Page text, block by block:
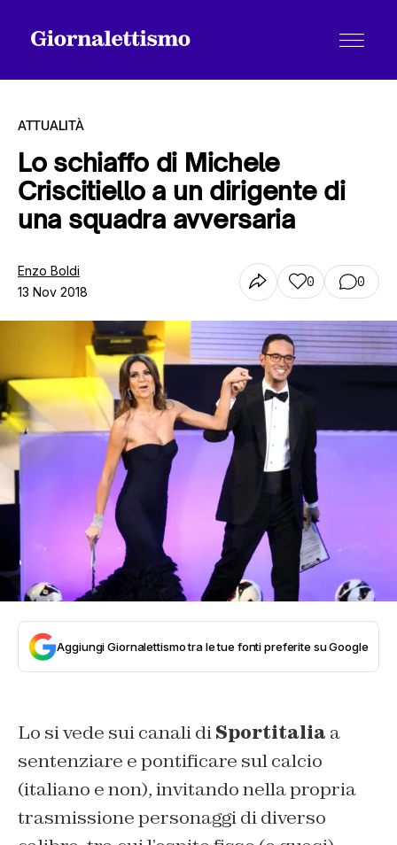
Tutti gli articoli
Chi siamo
ATTUALITÀ
Lo schiaffo di Michele
Criscitiello a un dirigente di
una squadra avversaria
Enzo Boldi
13 Nov 2018
0 0
Aggiungi Giornalettismo tra le tue fonti preferite su Google
Lo si vede sui canali diSportitalia a
sentenziare e pontificare sul calcio
(italiano e non), invitando nella propria
trasmissione personaggi di diverso